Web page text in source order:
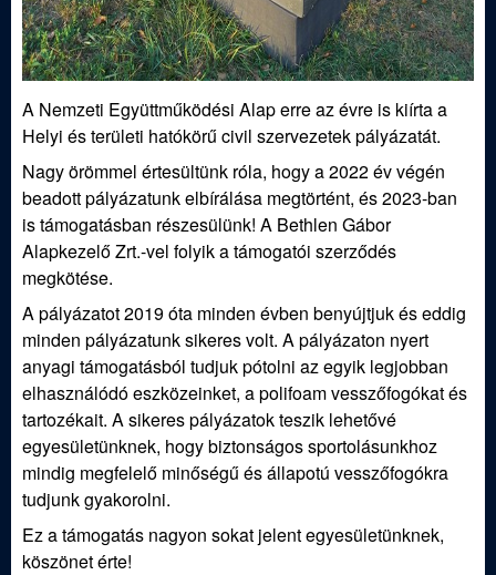
á
s
z
E
g
y
e
s
ü
A Nemzeti Együttműködési Alap erre az évre is kiírta a
Helyi és területi hatókörű civil szervezetek pályázatát.
Nagy örömmel értesültünk róla, hogy a 2022 év végén
beadott pályázatunk elbírálása megtörtént, és 2023-ban
is támogatásban részesülünk! A Bethlen Gábor
Alapkezelő Zrt.-vel folyik a támogatói szerződés
megkötése.
A pályázatot 2019 óta minden évben benyújtjuk és eddig
minden pályázatunk sikeres volt. A pályázaton nyert
anyagi támogatásból tudjuk pótolni az egyik legjobban
elhasználódó eszközeinket, a polifoam vesszőfogókat és
tartozékait. A sikeres pályázatok teszik lehetővé
egyesületünknek, hogy biztonságos sportolásunkhoz
mindig megfelelő minőségű és állapotú vesszőfogókra
tudjunk gyakorolni.
Ez a támogatás nagyon sokat jelent egyesületünknek,
köszönet érte!